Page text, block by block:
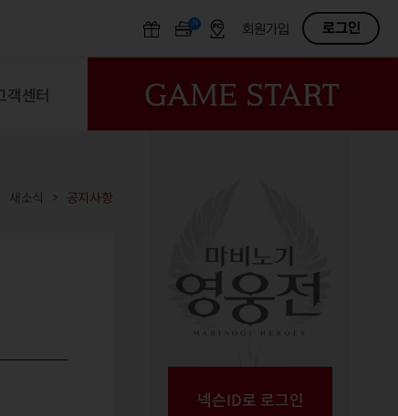
N OFF회원가입 로그인
객센터
새소식 공지사항
넥슨ID로 로그인